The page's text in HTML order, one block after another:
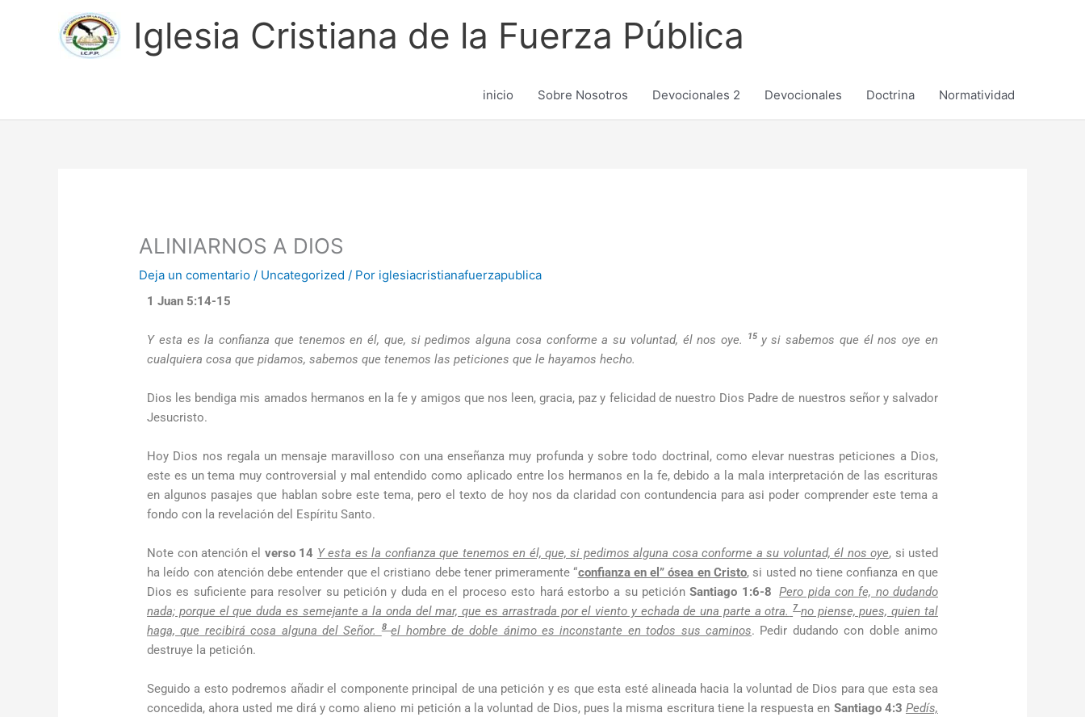
Iglesia Cristiana de la Fuerza Pública
inicio Sobre Nosotros Devocionales 2 Devocionales Doctrina Normatividad
ALINIARNOS A DIOS
Deja un comentario / Uncategorized / Por iglesiacristianafuerzapublica
1 Juan 5:14-15
Y esta es la confianza que tenemos en él, que, si pedimos alguna cosa conforme a su voluntad, él nos oye. 15 y si sabemos que él nos oye en
cualquiera cosa que pidamos, sabemos que tenemos las peticiones que le hayamos hecho.
Dios les bendiga mis amados hermanos en la fe y amigos que nos leen, gracia, paz y felicidad de nuestro Dios Padre de nuestros señor y salvador
Jesucristo.
Hoy Dios nos regala un mensaje maravilloso con una enseñanza muy profunda y sobre todo doctrinal, como elevar nuestras peticiones a Dios,
este es un tema muy controversial y mal entendido como aplicado entre los hermanos en la fe, debido a la mala interpretación de las escrituras
en algunos pasajes que hablan sobre este tema, pero el texto de hoy nos da claridad con contundencia para asi poder comprender este tema a
fondo con la revelación del Espíritu Santo.
Note con atención el verso 14 Y esta es la confianza que tenemos en él, que, si pedimos alguna cosa conforme a su voluntad, él nos oye, si usted
ha leído con atención debe entender que el cristiano debe tener primeramente “confianza en el” ósea en Cristo, si usted no tiene confianza en que
Dios es suficiente para resolver su petición y duda en el proceso esto hará estorbo a su peticiónSantiago 1:6-8 Pero pida con fe, no dudando
nada; porque el que duda es semejante a la onda del mar, que es arrastrada por el viento y echada de una parte a otra.
7 no piense, pues, quien tal
haga, que recibirá cosa alguna del Señor.8 el hombre de doble ánimo es inconstante en todos sus caminos. Pedir dudando con doble animo
destruye la petición.
Seguido a esto podremos añadir el componente principal de una petición y es que esta esté alineada hacia la voluntad de Dios para que esta sea
concedida, ahora usted me dirá y como alieno mi petición a la voluntad de Dios, pues la misma escritura tiene la respuesta en Santiago 4:3 Pedís,